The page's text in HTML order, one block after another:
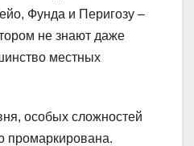
Фунда и Перигозу –
не знают даже
местных
особых сложностей
промаркирована.